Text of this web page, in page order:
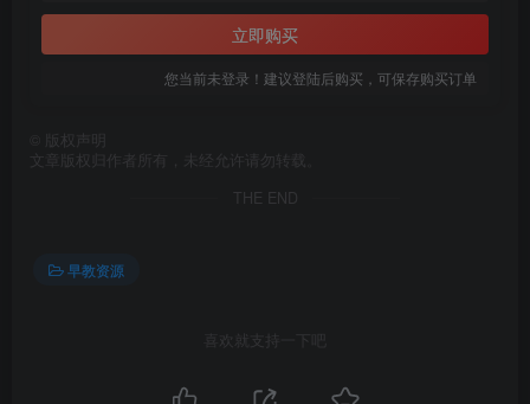
立即购买
您当前未登录！建议登陆后购买，可保存购买订单
版权声明
文章版权归作者所有，未经允许请勿转载。
THE END
早教资源
喜欢就支持一下吧